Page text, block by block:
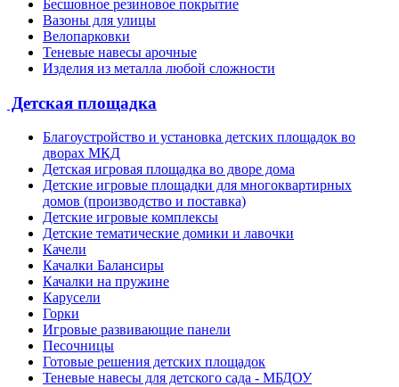
Бесшовное резиновое покрытие
Вазоны для улицы
Велопарковки
Теневые навесы арочные
Изделия из металла любой сложности
Детская площадка
Благоустройство и установка детских площадок во
дворах МКД
Детская игровая площадка во дворе дома
Детские игровые площадки для многоквартирных
домов (производство и поставка)
Детские игровые комплексы
Детские тематические домики и лавочки
Качели
Качалки Балансиры
Качалки на пружине
Карусели
Горки
Игровые развивающие панели
Песочницы
Готовые решения детских площадок
Теневые навесы для детского сада - МБДОУ